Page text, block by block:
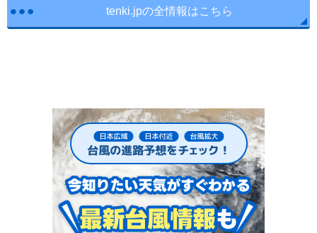
tenki.jpの全情報はこちら